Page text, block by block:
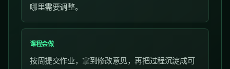
哪里需要调整。
课程会做
按周提交作业，拿到修改意见，再把过程沉淀成可